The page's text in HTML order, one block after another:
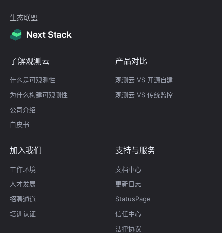
生态联盟
了解观测云
什么是可观测性
为什么构建可观测性
公司介绍
白皮书
产品对比
观测云 VS 开源自建
观测云 VS 传统监控
加入我们
工作环境
人才发展
招聘通道
培训认证
支持与服务
文档中心
更新日志
StatusPage
信任中心
法律协议